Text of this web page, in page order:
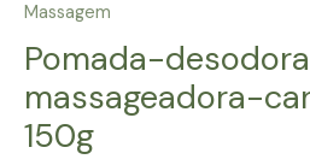
Massagem
Pomada-
massageadora-
150g